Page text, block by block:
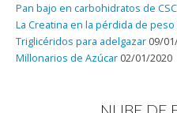
Pan bajo en carbohidratos de
La Creatina en la pérdida de peso
Triglicéridos para adelgazar 09/
Millonarios de Azúcar 02/01/2020